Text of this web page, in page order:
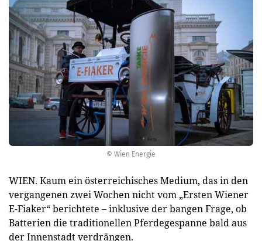
© Wien Energie
WIEN. Kaum ein österreichisches Medium, das in den
vergangenen zwei Wochen nicht vom „Ersten Wiener
E-Fiaker“ berichtete – inklusive der bangen Frage, ob
Batterien die traditionellen Pferdegespanne bald aus
der Innenstadt verdrängen.